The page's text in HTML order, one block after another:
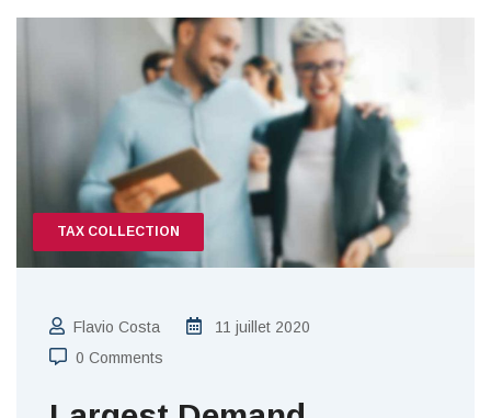
TAX COLLECTION
Flavio Costa
11 juillet 2020
0 Comments